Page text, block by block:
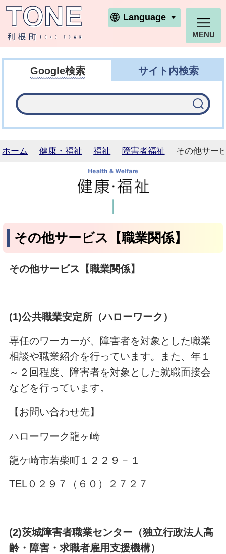
利根町ホームページ
Language
MENU
Google検索 サイト内検索
ホーム 健康・福祉 福祉 障害者福祉 その他サー
その他サービス【職業関係】
その他サービス【職業関係】
(1)公共職業安定所（ハローワーク）
専任のワーカーが、障害者を対象とした職業
相談や職業紹介を行っています。また、年１
～２回程度、障害者を対象とした就職面接会
などを行っています。
【お問い合わせ先】
ハローワーク龍ヶ崎
龍ケ崎市若柴町１２２９－１
TEL０２９７（６０）２７２７
(2)茨城障害者職業センター（独立行政法人高
齢・障害・求職者雇用支援機構）